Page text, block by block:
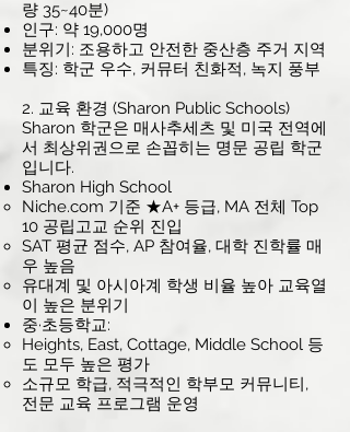
량 35~40분)
인구: 약 19,000명
분위기: 조용하고 안전한 중산층 주거 지역
특징: 학군 우수, 커뮤터 친화적, 녹지 풍부
2. 교육 환경 (Sharon Public Schools)
Sharon 학군은 매사추세츠 및 미국 전역에
서 최상위권으로 손꼽히는 명문 공립 학군
입니다.
Sharon High School
Niche.com 기준 ★A+ 등급, MA 전체 Top
10 공립고교 순위 진입
SAT 평균 점수, AP 참여율, 대학 진학률 매
우 높음
유대계 및 아시아계 학생 비율 높아 교육열
이 높은 분위기
중·초등학교:
Heights, East, Cottage, Middle School 등
도 모두 높은 평가
소규모 학급, 적극적인 학부모 커뮤니티,
전문 교육 프로그램 운영